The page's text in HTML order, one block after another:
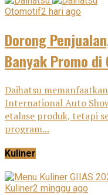
Otomotif2 hari ago
Dorong
Banyak Promo di
Daihatsu
International Auto
etalase produk, tetapi
program...
Kuliner
Kuliner2 minggu ago